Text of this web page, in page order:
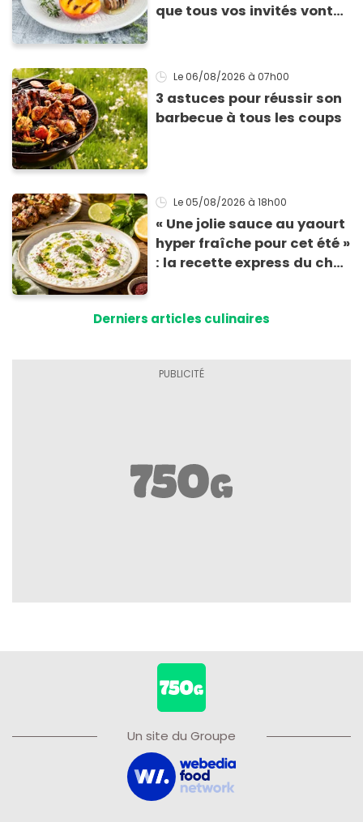
que tous vos invités vont
Le 06/08/2026 à 07h00
3 astuces pour réussir son
barbecue à tous les coups
Le 05/08/2026 à 18h00
« Une jolie sauce au yaourt
hyper fraîche pour cet été »
: la recette express du chef
grillades
Derniers articles culinaires
Un site du Groupe